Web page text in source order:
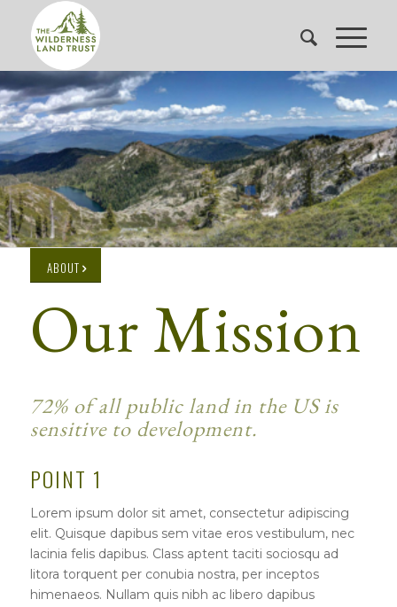
ABOUT
Our Mission
72% of all public land in the US is
sensitive to development.
POINT 1
Lorem ipsum dolor sit amet, consectetur adipiscing
elit. Quisque dapibus sem vitae eros vestibulum, nec
lacinia felis dapibus. Class aptent taciti sociosqu ad
litora torquent per conubia nostra, per inceptos
himenaeos. Nullam quis nibh ac libero dapibus